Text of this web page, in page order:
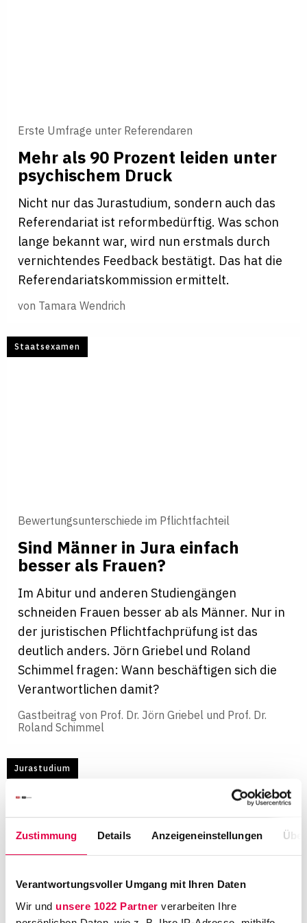
Zustimmung Details Anzeigeneinstellungen
Verantwortungsvoller Umgang mit Ihren Daten
Wir und unsere 1022 Partner verarbeiten Ihre
Erste Umfrage unter Referendaren
Mehr als 90 Pro­zent leiden unter
psy­chi­schem Druck
Nicht nur das Jurastudium, sondern auch das
Referendariat ist reformbedürftig. Was schon
lange bekannt war, wird nun erstmals durch
vernichtendes Feedback bestätigt. Das hat die
Referendariatskommission ermittelt.
von Tamara Wendrich
Staatsexamen
Bewertungsunterschiede im Pflichtfachteil
Sind Männer in Jura ein­fach
besser als Frauen?
Im Abitur und anderen Studiengängen
schneiden Frauen besser ab als Männer. Nur in
der juristischen Pflichtfachprüfung ist das
deutlich anders. Jörn Griebel und Roland
Schimmel fragen: Wann beschäftigen sich die
Verantwortlichen damit?
Gastbeitrag von Prof. Dr. Jörn Griebel und Prof. Dr.
Roland Schimmel
Jurastudium